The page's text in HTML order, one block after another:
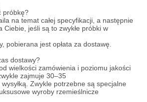
próbkę?
na temat całej specyfikacji, a następnie
Ciebie, jeśli są to zwykłe próbki w
pobierana jest opłata za dostawę.
dostawy?
wielkości zamówienia i poziomu jakości
zajmuje 30–35
Zwykle potrzebne są specjalne
wyroby rzemieślnicze